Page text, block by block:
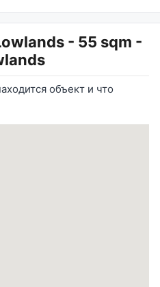
- 55 sqm -
объект и что